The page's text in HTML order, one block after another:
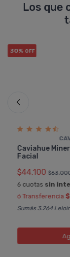
Los que
30% OFF
Caviahue
Facial
$44.100
6 cuotas sin
ó Transferencia
Sumás 3.264